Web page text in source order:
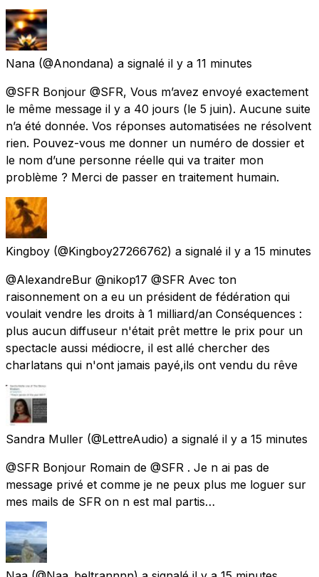
Nana (@Anondana) a signalé il y a 11 minutes
@SFR Bonjour @SFR, Vous m’avez envoyé exactement
le même message il y a 40 jours (le 5 juin). Aucune suite
n’a été donnée. Vos réponses automatisées ne résolvent
rien. Pouvez-vous me donner un numéro de dossier et
le nom d’une personne réelle qui va traiter mon
problème ? Merci de passer en traitement humain.
Kingboy (@Kingboy27266762) a signalé il y a 15 minutes
@AlexandreBur @nikop17 @SFR Avec ton
raisonnement on a eu un président de fédération qui
voulait vendre les droits à 1 milliard/an Conséquences :
plus aucun diffuseur n'était prêt mettre le prix pour un
spectacle aussi médiocre, il est allé chercher des
charlatans qui n'ont jamais payé,ils ont vendu du rêve
Sandra Muller (@LettreAudio) a signalé il y a 15 minutes
@SFR Bonjour Romain de @SFR . Je n ai pas de
message privé et comme je ne peux plus me loguer sur
mes mails de SFR on n est mal partis…